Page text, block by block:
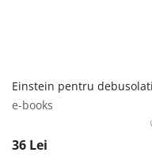
e-books
36 Lei